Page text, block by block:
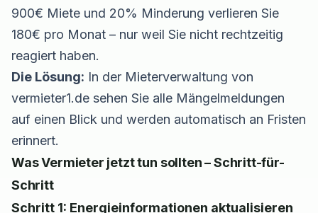
900€ Miete und 20% Minderung verlieren Sie
180€ pro Monat – nur weil Sie nicht rechtzeitig
reagiert haben.
Die Lösung: In der Mieterverwaltung von
vermieter1.de sehen Sie alle Mängelmeldungen
auf einen Blick und werden automatisch an Fristen
erinnert.
Was Vermieter jetzt tun sollten – Schritt-für-
Schritt
Schritt 1: Energieinformationen aktualisieren